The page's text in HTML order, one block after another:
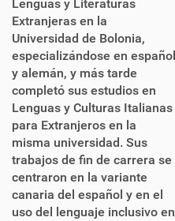
Lenguas y Literaturas
Extranjeras en la
Universidad de Bolonia,
especializándose en español
y alemán, y más tarde
completó sus estudios en
Lenguas y Culturas Italianas
para Extranjeros en la
misma universidad. Sus
trabajos de fin de carrera se
centraron en la variante
canaria del español y en el
uso del lenguaje inclusivo en